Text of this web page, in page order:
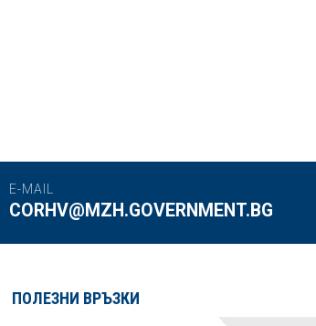
E-MAIL
CORHV@MZH.GOVERNMENT.BG
ПОЛЕЗНИ ВРЪЗКИ